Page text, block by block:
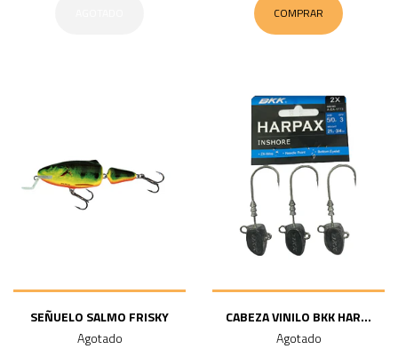
COMPRAR
SEÑUELO SALMO FRISKY
Agotado
CABEZA VINILO BKK HAR...
Agotado